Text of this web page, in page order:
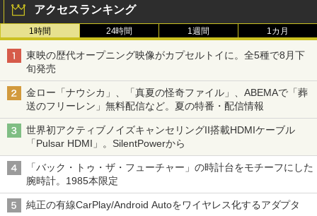
アクセスランキング
1時間 24時間 1週間 1カ月
東映の歴代オープニング映像がカプセルトイに。全5種で8月下
旬発売
金ロー「ナウシカ」、「真夏の怪奇ファイル」、ABEMAで「葬
送のフリーレン」無料配信など。夏の特番・配信情報
世界初アクティブノイズキャンセリングII搭載HDMIケーブル
「Pulsar HDMI」。SilentPowerから
「バック・トゥ・ザ・フューチャー」の時計台をモチーフにした
腕時計。1985本限定
純正の有線CarPlay/Android Autoをワイヤレス化するアダプタ